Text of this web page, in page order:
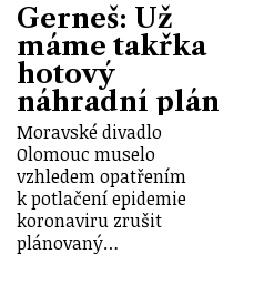
Gerneš: Už
máme takřka
hotový
náhradní plán
Moravské divadlo
Olomouc muselo
vzhledem opatřením
k potlačení epidemie
koronaviru zrušit
plánovaný…